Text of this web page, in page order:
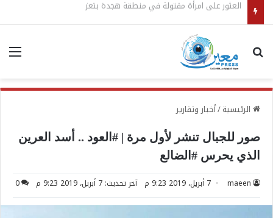
العثور على امرأة مقتولة في منطقة هجدة بتعز
بحث عن
الرئيسية/أخبار وتقارير
صور للجبال تنشر لأول مرة | #العود .. أسد العرين
الذي يحرس #الضالع
maeen 7 أبريل، 2019 9:23 م آخر تحديث: 7 أبريل، 2019 9:23 م 0